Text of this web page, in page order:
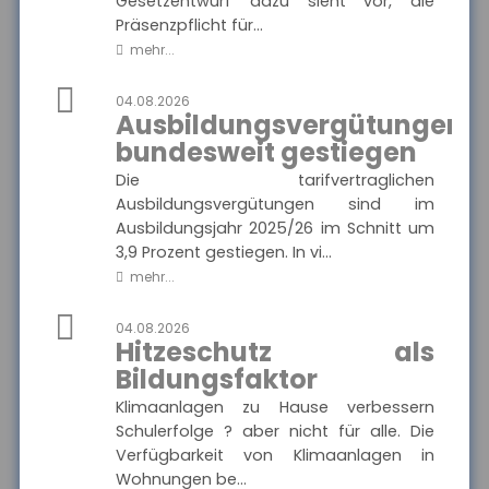
Präsenzpflicht für...
mehr...
04.08.2026
Ausbildungsvergütungen
bundesweit gestiegen
Die tarifvertraglichen
Ausbildungsvergütungen sind im
Ausbildungsjahr 2025/26 im Schnitt um
3,9 Prozent gestiegen. In vi...
mehr...
04.08.2026
Hitzeschutz als
Bildungsfaktor
Klimaanlagen zu Hause verbessern
Schulerfolge ? aber nicht für alle. Die
Verfügbarkeit von Klimaanlagen in
Wohnungen be...
MEHR
Ausgewählte Produkte
Münchener Verein -
Pflegetagegeld
Münchener Verein -
Pflegetagegeld
Hier finden Sie alle wichtigen
Informationen und
Druckstücke zur
Pflegetagegeldversicherung
des Münchener Vereins.
MEHR
VolkswohlBund -
Rentenversicherung
Klassik Modern